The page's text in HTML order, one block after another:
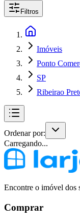
Filtros
Imóveis
Ponto
SP
Ribeirao
Ordenar por:
Carregando...
Encontre o imóvel dos
Comprar